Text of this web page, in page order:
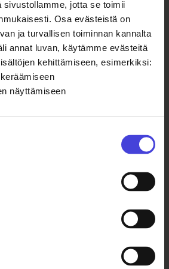
sivustollamme, jotta se toimii
Osa evästeistä on
ja turvallisen toiminnan kannalta
annat luvan, käytämme evästeitä
kehittämiseen, esimerkiksi:
näyttämiseen
et_pb_section]
Ohjelmakumppaneilta